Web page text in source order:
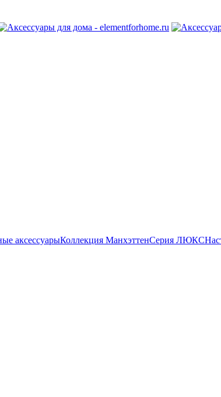
аксессуарыКоллекция МанхэттенСерия ЛЮКС